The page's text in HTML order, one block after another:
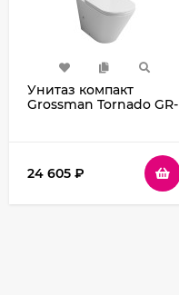
Унитаз компакт
Grossman Tornado GR-
24 605 ₽